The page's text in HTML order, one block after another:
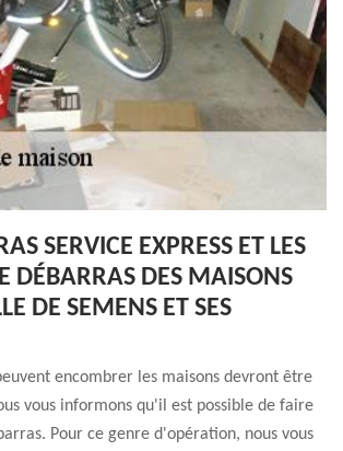
SERVICE EXPRESS ET LES
DÉBARRAS DES MAISONS
DE SEMENS ET SES
encombrer les maisons devront être
vous informons qu'il est possible de faire
Pour ce genre d'opération, nous vous